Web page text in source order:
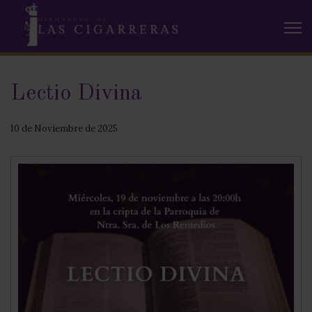
Lectio Divina
10 de Noviembre de 2025